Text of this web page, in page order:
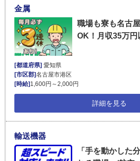
金属
職場も寮も名古
OK！月収35万
[都道府県] 愛知県
[市区郡]名古屋市港区
[時給] 1,600円～2,000円
詳細を見る
輸送機器
「手を動かした